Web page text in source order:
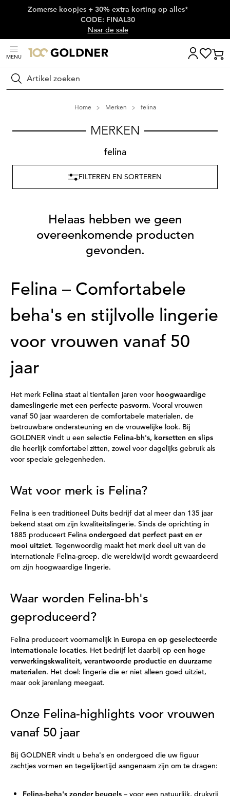
Skip naar hoofdinhoud
Zomerse koopjes + 30% extra korting op alles*
CODE: FINAL30
Naar de sale
MENU
Zoeken
Home Merken felina
MERKEN
felina
FILTEREN EN SORTEREN
Helaas hebben we geen
overeenkomende producten
gevonden.
Felina – Comfortabele
beha's en stijlvolle lingerie
voor vrouwen vanaf 50
jaar
Het merk Felina staat al tientallen jaren voor hoogwaardige
dameslingerie met een perfecte pasvorm. Vooral vrouwen
vanaf 50 jaar waarderen de comfortabele materialen, de
betrouwbare ondersteuning en de vrouwelijke look. Bij
GOLDNER vindt u een selectie Felina-bh's, korsetten en slips
die heerlijk comfortabel zitten, zowel voor dagelijks gebruik als
voor speciale gelegenheden.
Wat voor merk is Felina?
Felina is een traditioneel Duits bedrijf dat al meer dan 135 jaar
bekend staat om zijn kwaliteitslingerie. Sinds de oprichting in
1885 produceert Felina ondergoed dat perfect past en er
mooi uitziet. Tegenwoordig maakt het merk deel uit van de
internationale Felina-groep, die wereldwijd wordt gewaardeerd
om zijn hoogwaardige lingerie.
Waar worden Felina-bh's
geproduceerd?
Felina produceert voornamelijk in Europa en op geselecteerde
internationale locaties. Het bedrijf let daarbij op een hoge
verwerkingskwaliteit, verantwoorde productie en duurzame
materialen. Het doel: lingerie die er niet alleen goed uitziet,
maar ook jarenlang meegaat.
Onze Felina-highlights voor vrouwen
vanaf 50 jaar
Bij GOLDNER vindt u beha's en ondergoed die uw figuur
zachtjes vormen en tegelijkertijd aangenaam zijn om te dragen:
Felina-beha's zonder beugels – voor een natuurlijk, drukvrij